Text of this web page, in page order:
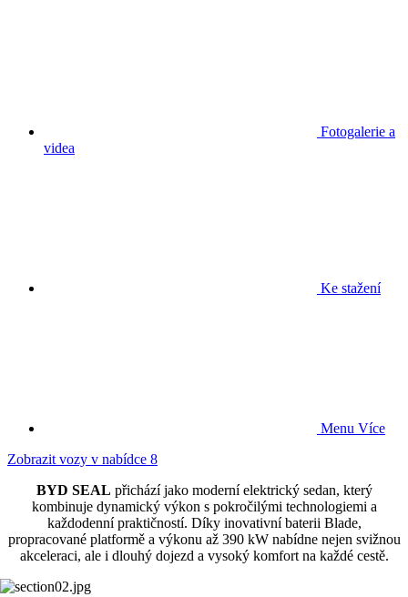
Fotogalerie a
videa
Ke stažení
Menu Více
Zobrazit vozy v nabídce 8
BYD SEAL přichází jako moderní elektrický sedan, který
kombinuje dynamický výkon s pokročilými technologiemi a
každodenní praktičností. Díky inovativní baterii Blade,
propracované platformě a výkonu až 390 kW nabídne nejen svižnou
akceleraci, ale i dlouhý dojezd a vysoký komfort na každé cestě.